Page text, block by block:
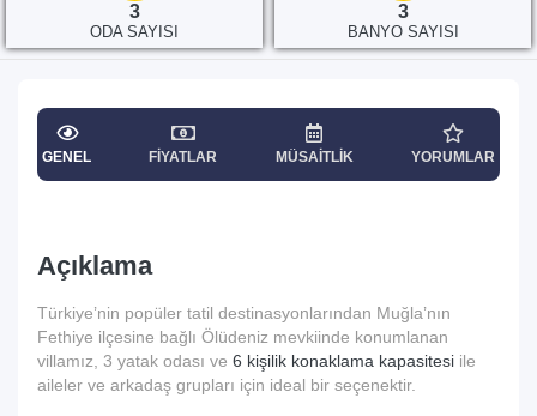
3
ODA SAYISI
3
BANYO SAYISI
GENEL FIYATLAR MÜSAITLIK YORUMLAR
Açıklama
Türkiye’nin popüler tatil destinasyonlarından Muğla’nın
Fethiye ilçesine bağlı Ölüdeniz mevkiinde konumlanan
villamız, 3 yatak odası ve 6 kişilik konaklama kapasitesi ile
aileler ve arkadaş grupları için ideal bir seçenektir.